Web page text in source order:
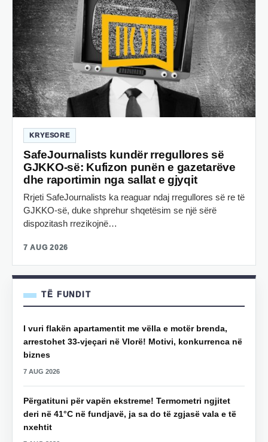
KRYESORE
SafeJournalists kundër rregullores së
GJKKO-së: Kufizon punën e gazetarëve
dhe raportimin nga sallat e gjyqit
Rrjeti SafeJournalists ka reaguar ndaj rregullores së re të
GJKKO-së, duke shprehur shqetësim se një sërë
dispozitash rrezikojnë…
7 AUG 2026
TË FUNDIT
I vuri flakën apartamentit me vëlla e motër brenda,
arrestohet 33-vjeçari në Vlorë! Motivi, konkurrenca në
biznes
7 AUG 2026
Përgatituni për vapën ekstreme! Termometri ngjitet
deri në 41°C në fundjavë, ja sa do të zgjasë vala e të
nxehtit